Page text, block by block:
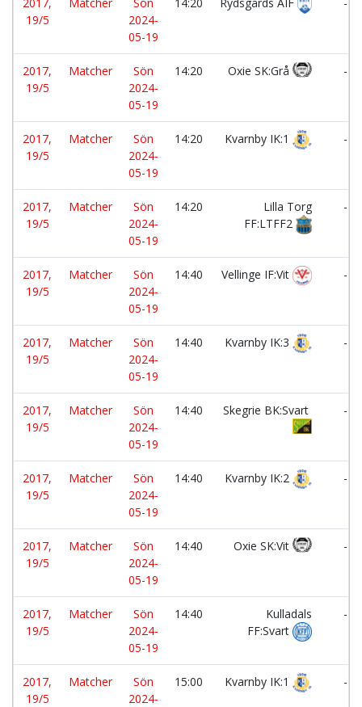
19/5
2024-
05-19
2017,
19/5
Matcher
Sön
2024-
05-19
14:20 Oxie SK:Grå -
2017,
19/5
Matcher
Sön
2024-
05-19
14:20 Kvarnby IK:1 -
2017,
19/5
Matcher
Sön
2024-
05-19
14:20
Lilla Torg
FF:LTFF2
-
2017,
19/5
Matcher
Sön
2024-
05-19
14:40 Vellinge IF:Vit -
2017,
19/5
Matcher
Sön
2024-
05-19
14:40 Kvarnby IK:3 -
2017,
19/5
Matcher
Sön
2024-
05-19
14:40 Skegrie BK:Svart -
2017,
19/5
Matcher
Sön
2024-
05-19
14:40 Kvarnby IK:2 -
2017,
19/5
Matcher
Sön
2024-
05-19
14:40 Oxie SK:Vit -
2017,
19/5
Matcher
Sön
2024-
05-19
14:40
Kulladals
FF:Svart
-
2017,
19/5
Matcher
Sön
2024-
15:00 Kvarnby IK:1 -